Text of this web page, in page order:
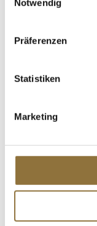
Notwendig
Präferenzen
Statistiken
Marketing